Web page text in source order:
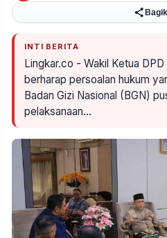
INTI BERITA
Lingkar.co - Wakil Ketua DPD
berharap persoalan hukum
Badan Gizi Nasional (BGN)
pelaksanaan…